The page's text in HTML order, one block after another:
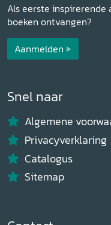
Als eerste
boeken ontvangen?
Aanmelden
Snel naar
Algemene
Privacyverklaring
Catalogus
Sitemap